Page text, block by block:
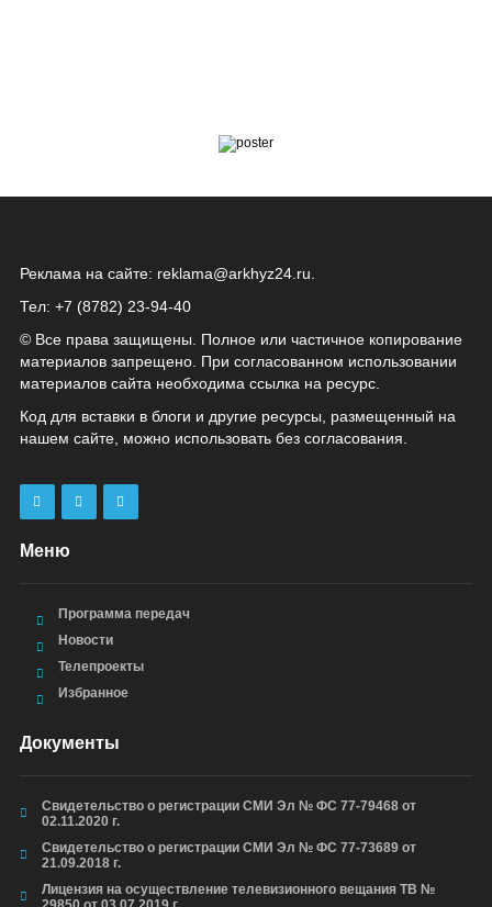
Реклама на сайте: reklama@arkhyz24.ru
Тел: +7 (8782) 23‑94‑40
© Все права защищены. Полное или частичное копирование
материалов запрещено. При согласованном использовании
материалов сайта необходима ссылка на ресурс.
Код для вставки в блоги и другие ресурсы, размещенный на
нашем сайте, можно использовать без согласования.
Меню
Программа передач
Новости
Телепроекты
Избранное
Документы
Свидетельство о регистрации СМИ Эл № ФС 77-79468 от
02.11.2020 г.
Свидетельство о регистрации СМИ Эл № ФС 77-73689 от
21.09.2018 г.
Лицензия на осуществление телевизионного вещания ТВ №